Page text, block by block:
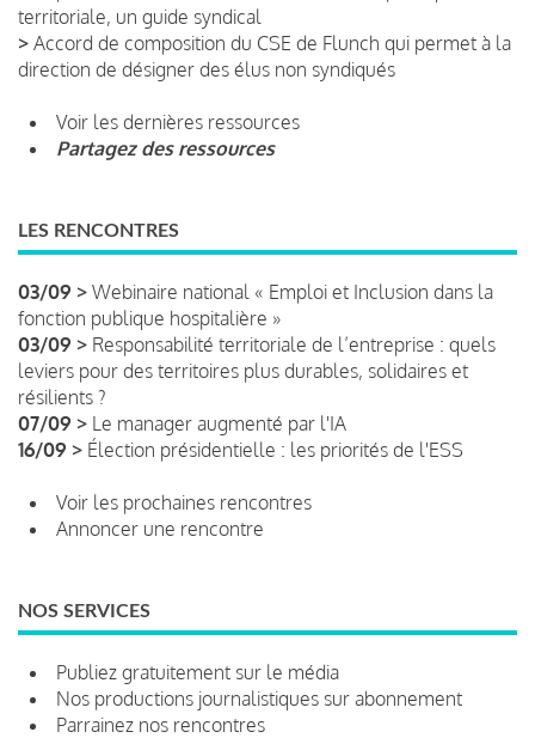
territoriale, un guide syndical
> Accord de composition du CSE de Flunch qui permet à la
direction de désigner des élus non syndiqués
Voir les dernières ressources
Partagez des ressources
LES RENCONTRES
03/09 > Webinaire national « Emploi et Inclusion dans la
fonction publique hospitalière »
03/09 > Responsabilité territoriale de l’entreprise : quels
leviers pour des territoires plus durables, solidaires et
résilients ?
07/09 > Le manager augmenté par l'IA
16/09 > Élection présidentielle : les priorités de l'ESS
Voir les prochaines rencontres
Annoncer une rencontre
NOS SERVICES
Publiez gratuitement sur le média
Nos productions journalistiques sur abonnement
Parrainez nos rencontres